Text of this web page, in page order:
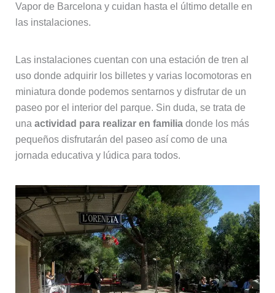
Vapor de Barcelona y cuidan hasta el último detalle en
las instalaciones.
Las instalaciones cuentan con una estación de tren al
uso donde adquirir los billetes y varias locomotoras en
miniatura donde podemos sentarnos y disfrutar de un
paseo por el interior del parque. Sin duda, se trata de
una actividad para realizar en familiadonde los más
pequeños disfrutarán del paseo así como de una
jornada educativa y lúdica para todos.